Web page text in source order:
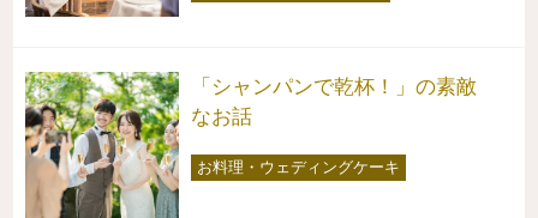
「シャンパンで乾杯！」の素敵
なお話
お料理・ウェディングケーキ